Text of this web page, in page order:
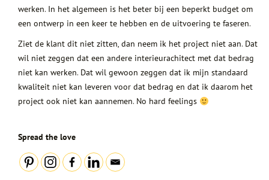
werken. In het algemeen is het beter bij een beperkt budget om
een ontwerp in een keer te hebben en de uitvoering te faseren.
Ziet de klant dit niet zitten, dan neem ik het project niet aan. Dat
wil niet zeggen dat een andere interieurachitect met dat bedrag
niet kan werken. Dat wil gewoon zeggen dat ik mijn standaard
kwaliteit niet kan leveren voor dat bedrag en dat ik daarom het
project ook niet kan aannemen. No hard feelings
Spread the love